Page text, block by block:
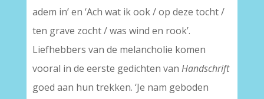
adem in’ en ‘Ach wat ik ook / op deze tocht /
ten grave zocht / was wind en rook’.
Liefhebbers van de melancholie komen
vooral in de eerste gedichten van Handschrift
goed aan hun trekken. ‘Je nam geboden